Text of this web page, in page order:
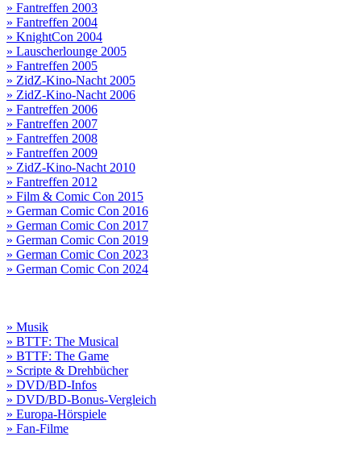
» Fantreffen 2003
» Fantreffen 2004
» KnightCon 2004
» Lauscherlounge 2005
» Fantreffen 2005
» ZidZ-Kino-Nacht 2005
» ZidZ-Kino-Nacht 2006
» Fantreffen 2006
» Fantreffen 2007
» Fantreffen 2008
» Fantreffen 2009
» ZidZ-Kino-Nacht 2010
» Fantreffen 2012
» Film & Comic Con 2015
» German Comic Con 2016
» German Comic Con 2017
» German Comic Con 2019
» German Comic Con 2023
» German Comic Con 2024
» Musik
» BTTF: The Musical
» BTTF: The Game
» Scripte & Drehbücher
» DVD/BD-Infos
» DVD/BD-Bonus-Vergleich
» Europa-Hörspiele
» Fan-Filme